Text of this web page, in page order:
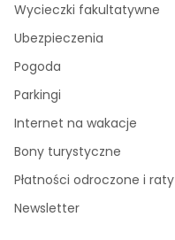
Wycieczki fakultatywne
Ubezpieczenia
Pogoda
Parkingi
Internet na wakacje
Bony turystyczne
Płatności odroczone i raty
Newsletter